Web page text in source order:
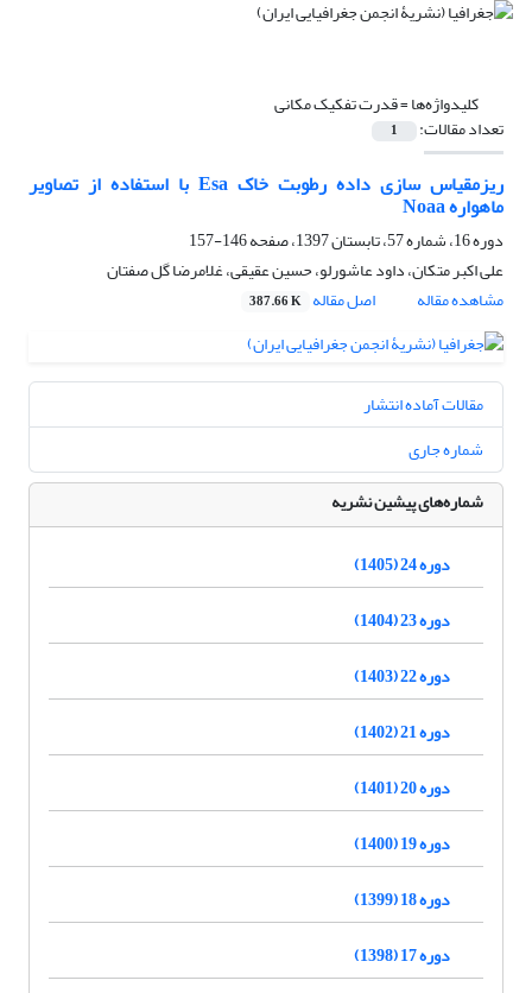
کلیدواژه‌ها =قدرت تفکیک مکانی
تعداد مقالات: 1
ریزمقیاس سازی داده رطوبت خاک Esa با استفاده از تصاویر
ماهواره Noaa
دوره 16، شماره 57، تابستان 1397، صفحه
146-157
علی اکبر متکان، داود عاشورلو، حسین عقیقی، غلامرضا گل صفتان
مشاهده مقاله
اصل مقاله 387.66 K
مقالات آماده انتشار
شماره جاری
شماره‌های پیشین نشریه
دوره 24 (1405)
دوره 23 (1404)
دوره 22 (1403)
دوره 21 (1402)
دوره 20 (1401)
دوره 19 (1400)
دوره 18 (1399)
دوره 17 (1398)